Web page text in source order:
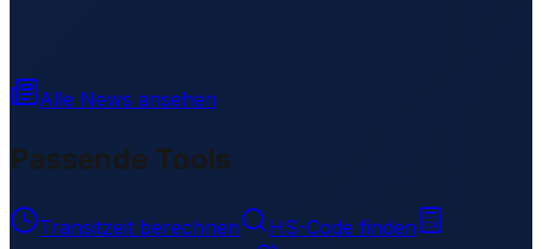
Alle News ansehen
Passende Tools
Transitzeit berechnen
HS-Code finden